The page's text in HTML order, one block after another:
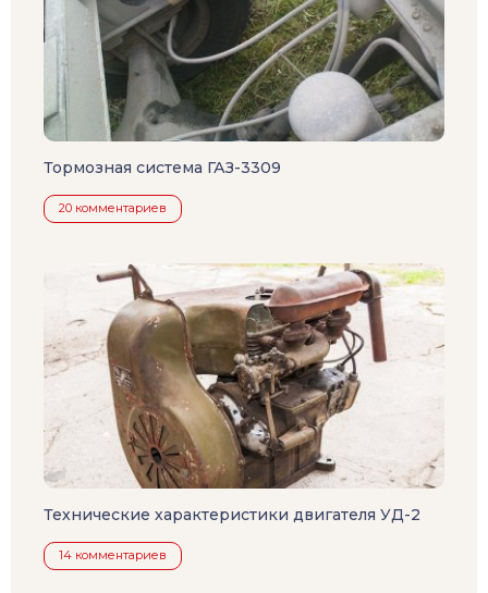
Тормозная система ГАЗ-3309
20 комментариев
Технические характеристики двигателя УД-2
14 комментариев